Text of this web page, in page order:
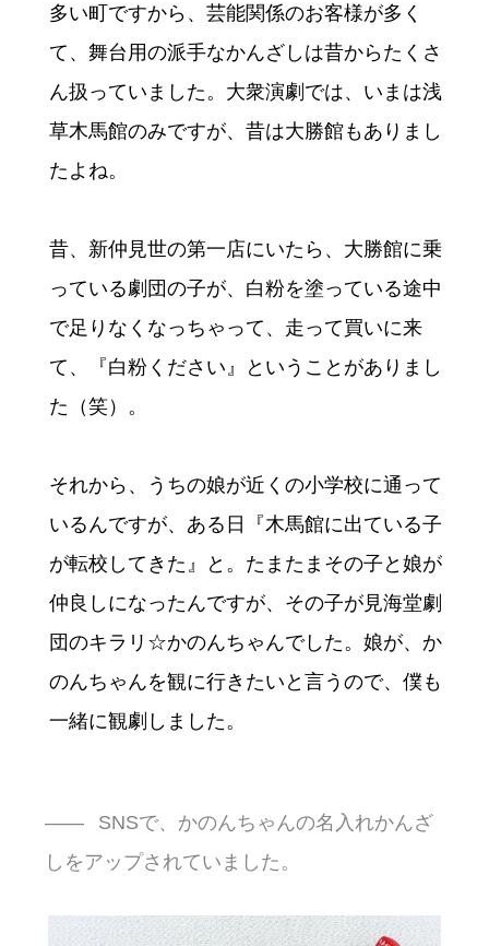
多い町ですから、芸能関係のお客様が多く
て、舞台用の派手なかんざしは昔からたくさ
ん扱っていました。大衆演劇では、いまは浅
草木馬館のみですが、昔は大勝館もありまし
たよね。
昔、新仲見世の第一店にいたら、大勝館に乗
っている劇団の子が、白粉を塗っている途中
で足りなくなっちゃって、走って買いに来
て、『白粉ください』ということがありまし
た（笑）。
それから、うちの娘が近くの小学校に通って
いるんですが、ある日『木馬館に出ている子
が転校してきた』と。たまたまその子と娘が
仲良しになったんですが、その子が見海堂劇
団のキラリ☆かのんちゃんでした。娘が、か
のんちゃんを観に行きたいと言うので、僕も
一緒に観劇しました。
SNSで、かのんちゃんの名入れかんざ
しをアップされていました。